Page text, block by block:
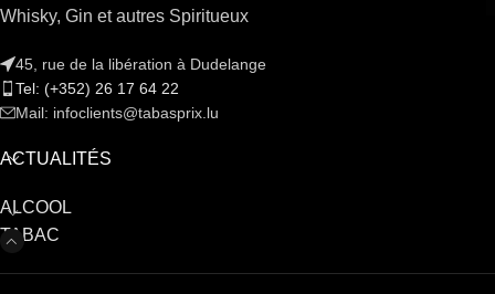
Whisky, Gin et autres Spiritueux
45, rue de la libération à Dudelange
Tel: (+352) 26 17 64 22
Mail: infoclients@tabasprix.lu
ACTUALITÉS
ALCOOL
TABAC